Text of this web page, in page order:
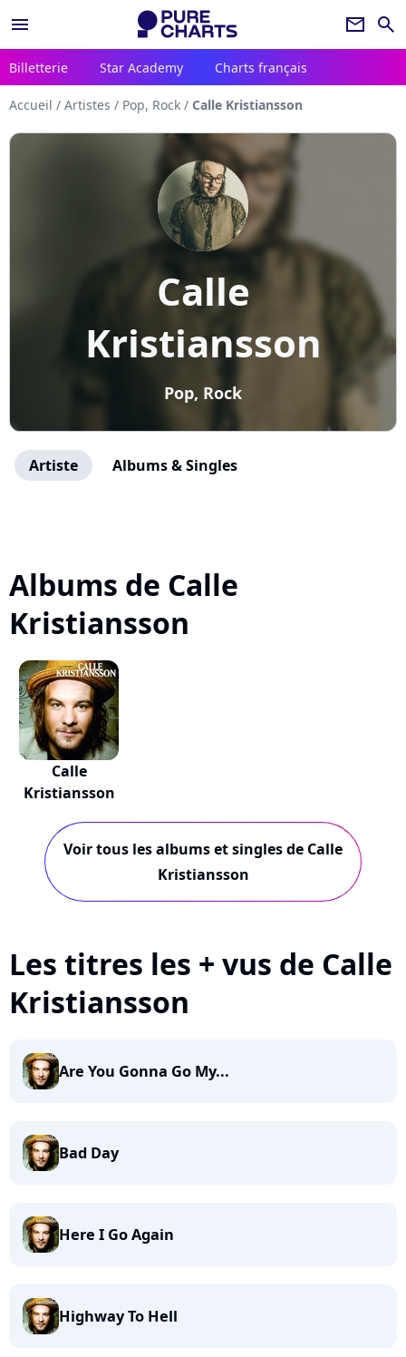
menu newsletter search
Billetterie Star Academy Charts français
Accueil / Artistes / Pop, Rock / Calle Kristiansson
Calle
Kristiansson
Pop, Rock
Artiste Albums & Singles
Albums de Calle
Kristiansson
Calle
Kristiansson
Voir tous les albums et singles de Calle
Kristiansson
Les titres les + vus de Calle
Kristiansson
Are You Gonna Go My...
Bad Day
Here I Go Again
Highway To Hell